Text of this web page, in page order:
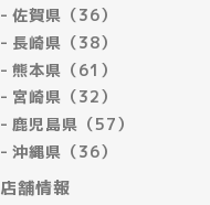
佐賀県（36）
長崎県（38）
熊本県（61）
宮崎県（32）
鹿児島県（57）
沖縄県（36）
店舗情報